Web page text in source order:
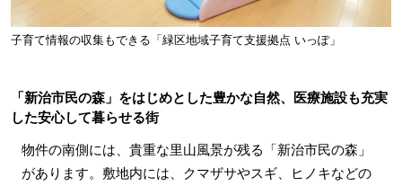
子育て情報の収集もできる「緑区地域子育て支援拠点 いっぽ」
「新治市民の森」をはじめとした豊かな自然、医療施設も充実
した安心して暮らせる街
物件の南側には、貴重な里山風景が残る「新治市民の森」
があります。敷地内には、クマザサやスギ、ヒノキなどの